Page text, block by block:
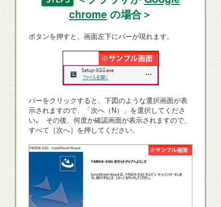
chrome の場合＞
ボタンを押すと、画面左下にバーが現れます。
バーをクリックすると、下図のような選択画面が表
示されますので、「次へ（N）」を選択してくださ
い｡ その後、何度か確認画面が表示されますので、
すべて［次へ］を押してください。